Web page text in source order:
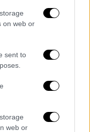
on web or
sent to
web or
.
ιστορίες για τη
τεχνολογία
Ελλάδα – Πώς μια
80 μίλια για
30χρονο!